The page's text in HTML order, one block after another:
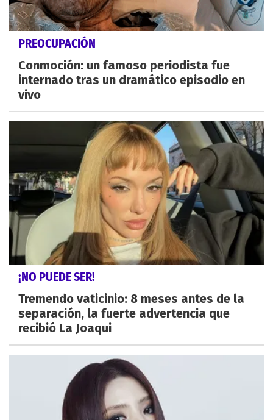
PREOCUPACIÓN
Conmoción: un famoso periodista fue
internado tras un dramático episodio en
vivo
¡NO PUEDE SER!
Tremendo vaticinio: 8 meses antes de la
separación, la fuerte advertencia que
recibió La Joaqui